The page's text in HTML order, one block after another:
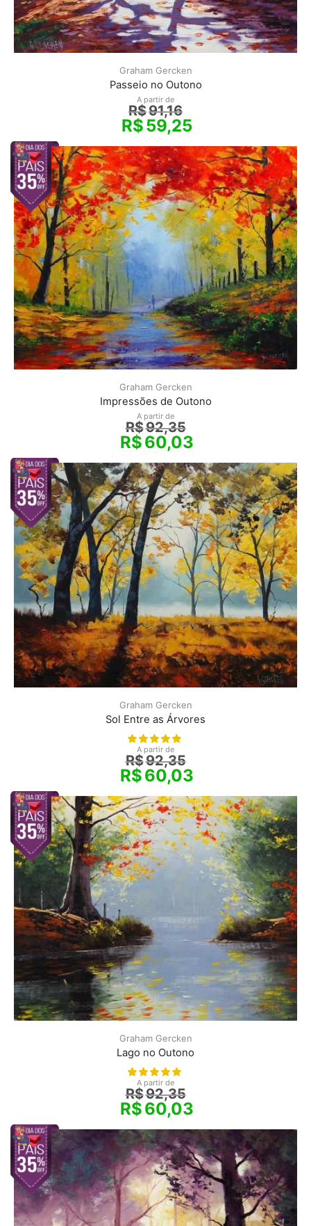
Graham Gercken
Passeio no Outono
A partir de
R$91,16
R$59,25
Graham Gercken
Impressões de Outono
A partir de
R$92,35
R$60,03
Graham Gercken
Sol Entre as Árvores
A partir de
R$92,35
R$60,03
Graham Gercken
Lago no Outono
A partir de
R$92,35
R$60,03